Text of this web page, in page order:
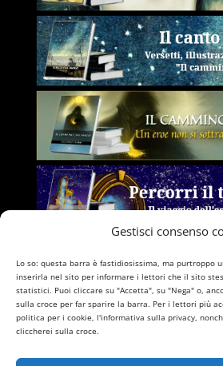
Gestisci consenso
Lo so: questa barra è fastidiosissima, ma purtroppo
inserirla nel sito per informare i lettori che il sito
statistici. Puoi cliccare su "Accetta", su "Nega" o,
sulla croce per far sparire la barra. Per i lettori più
politica per i cookie, l'informativa sulla privacy,
cliccherei sulla croce.